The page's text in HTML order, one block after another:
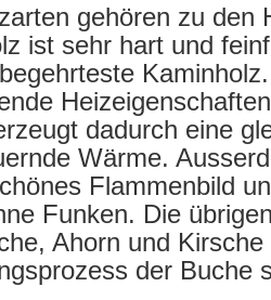
gehören zu den
ist sehr hart und
dadurch eine
Wärme.
Flammenbild
Funken. Die
Ahorn und Kirsche
der Buche